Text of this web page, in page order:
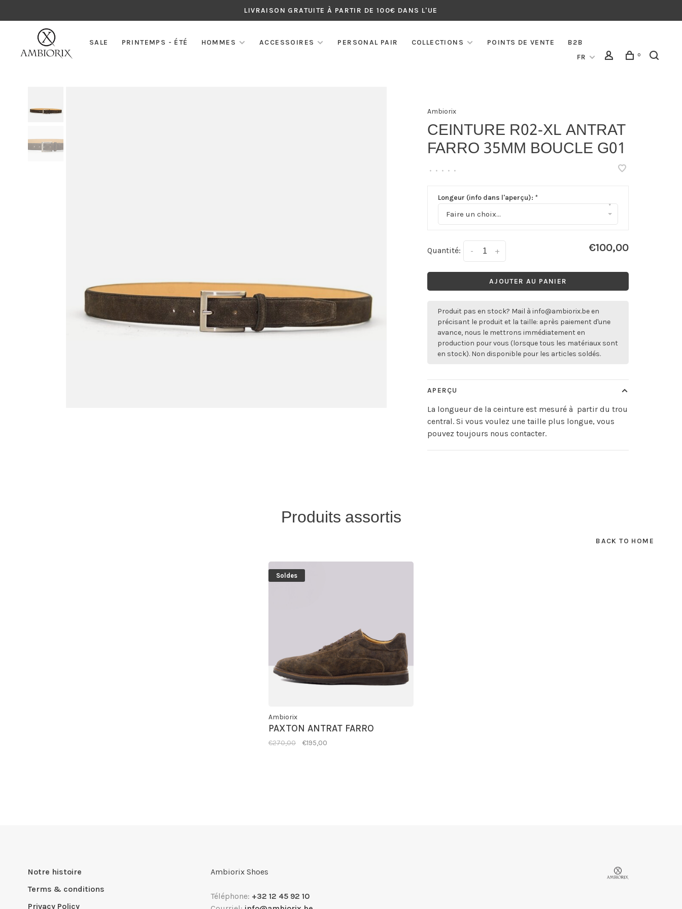
LIVRAISON GRATUITE À PARTIR DE 100€ DANS L'UE
SALE PRINTEMPS - ÉTÉ HOMMES ACCESSOIRES PERSONAL PAIR COLLECTIONS POINTS DE VENTE
B2B
FR
0
Ambiorix
CEINTURE R02-XL ANTRAT
FARRO 35MM BOUCLE G01
• • • • •
Longeur (info dans l'aperçu): *
Faire un choix...
▾
Quantité: +
- €100,00
AJOUTER AU PANIER
Produit pas en stock? Mail àinfo@ambiorix.be en
précisant le produit et la taille: après paiement d'une
avance, nous le mettrons immédiatement en
production pour vous (lorsque tous les matériaux sont
en stock). Non disponible pour les articles soldés.
APERÇU
La longueur de la ceinture est mesuré à partir du trou
central. Si vous voulez une taille plus longue, vous
pouvez toujours nous contacter.
Produits assortis
BACK TO HOME
Soldes
Ambiorix
PAXTON ANTRAT FARRO
€270,00 €195,00
Notre histoire
Terms & conditions
Privacy Policy
Ambiorix Shoes
Téléphone: +32 12 45 92 10